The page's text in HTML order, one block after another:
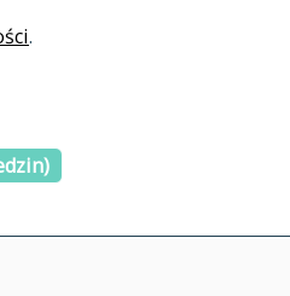
.